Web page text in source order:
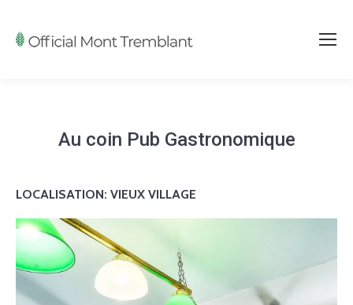
Au coin Pub Gastronomique
LOCALISATION: VIEUX VILLAGE